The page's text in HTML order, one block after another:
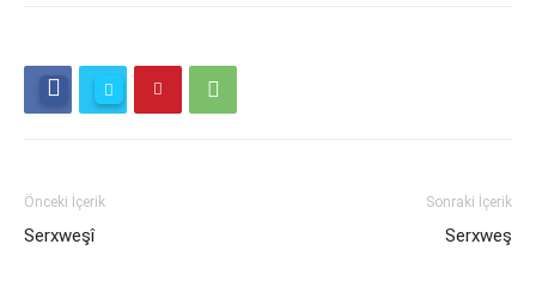
Önceki İçerik
Serxweşî
Sonraki İçerik
Serxweş